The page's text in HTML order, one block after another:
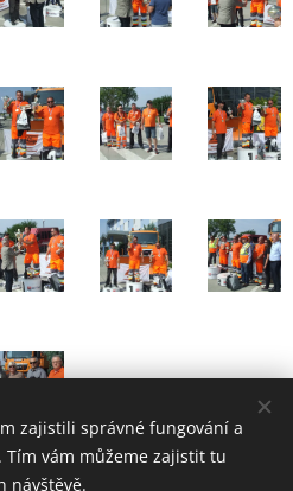
zajistili správné fungování a
vám můžeme zajistit tu
návštěvě.